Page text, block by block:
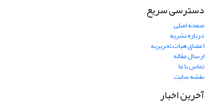
دسترسی سریع
صفحه اصلی
درباره نشریه
اعضای هیات تحریریه
ارسال مقاله
تماس با ما
نقشه سایت
آخرین اخبار